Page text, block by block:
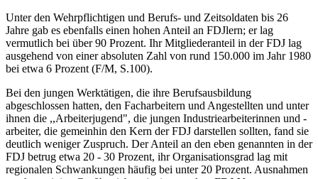
Unter den Wehrpflichtigen und Berufs- und Zeitsoldaten bis 26
Jahre gab es ebenfalls einen hohen Anteil an FDJlern; er lag
vermutlich bei über 90 Prozent. Ihr Mitgliederanteil in der FDJ lag
ausgehend von einer absoluten Zahl von rund 150.000 im Jahr 1980
bei etwa 6 Prozent (F/M, S.100).
Bei den jungen Werktätigen, die ihre Berufsausbildung
abgeschlossen hatten, den Facharbeitern und Angestellten und unter
ihnen die ,,Arbeiterjugend", die jungen Industriearbeiterinnen und -
arbeiter, die gemeinhin den Kern der FDJ darstellen sollten, fand sie
deutlich weniger Zuspruch. Der Anteil an den eben genannten in der
FDJ betrug etwa 20 - 30 Prozent, ihr Organisationsgrad lag mit
regionalen Schwankungen häufig bei unter 20 Prozent. Ausnahmen